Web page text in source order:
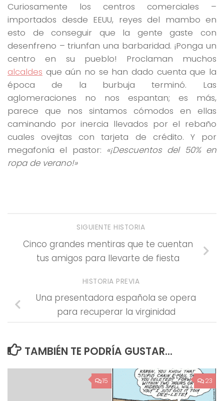
Curiosamente los centros comerciales –
importados desde EEUU, reyes del mambo en
esto de conseguir que la gente gaste con
desenfreno – triunfan una barbaridad. ¡Ponga un
centro en su pueblo! Proclaman muchos
alcaldes que aún no se han dado cuenta que la
época de la burbuja terminó. Las
aglomeraciones no nos espantan; es más,
parece que nos sintamos cómodos en ellas
caminando por inercia llevados por el rebaño
cuales ovejitas con tarjeta de crédito. Y por
megafonía el pastor: «¡Descuentos del 50% en
ropa de verano!»
SIGUIENTE HISTORIA
Cinco grandes mentiras que te cuentan
tus amigos para llevarte de fiesta
HISTORIA PREVIA
Una presentadora española se opera
para recuperar la virginidad
TAMBIÉN TE PODRÍA GUSTAR...
15 23